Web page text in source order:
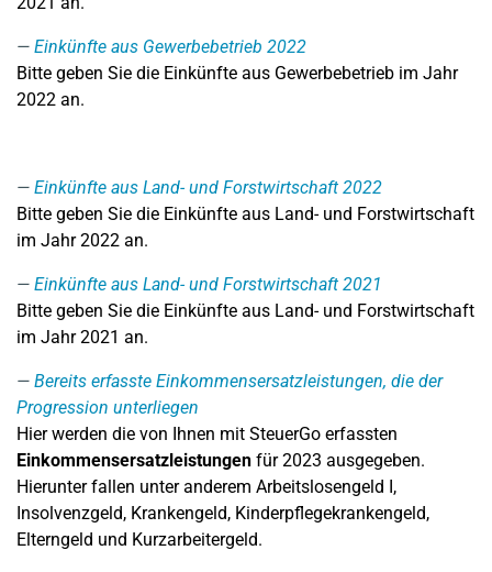
Einkünfte aus Gewerbebetrieb 2022
Bitte geben Sie die Einkünfte aus Gewerbebetrieb im Jahr
2022 an.
Einkünfte aus Land- und Forstwirtschaft 2022
Bitte geben Sie die Einkünfte aus Land- und Forstwirtschaft
im Jahr 2022 an.
Einkünfte aus Land- und Forstwirtschaft 2021
Bitte geben Sie die Einkünfte aus Land- und Forstwirtschaft
im Jahr 2021 an.
Bereits erfasste Einkommensersatzleistungen, die der
Progression unterliegen
Hier werden die von Ihnen mit SteuerGo erfassten
Einkommensersatzleistungen für 2023 ausgegeben.
Hierunter fallen unter anderem Arbeitslosengeld I,
Insolvenzgeld, Krankengeld, Kinderpflegekrankengeld,
Elterngeld und Kurzarbeitergeld.